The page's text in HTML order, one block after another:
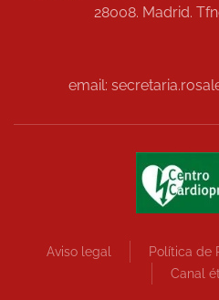
28008. Madrid.
email:
Aviso legal Política de
Canal